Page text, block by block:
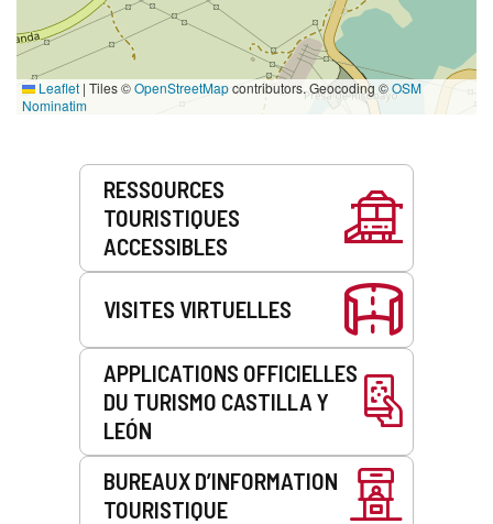
Leaflet | Tiles ©OpenStreetMapcontributors. Geocoding ©OSM
Nominatim
Prestations
RESSOURCES
TOURISTIQUES
ACCESSIBLES
VISITES VIRTUELLES
APPLICATIONS OFFICIELLES
DU TURISMO CASTILLA Y
LEÓN
BUREAUX D’INFORMATION
TOURISTIQUE